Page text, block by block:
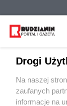
Wydawca
Drogi
Na naszej
zaufanych
informacje na